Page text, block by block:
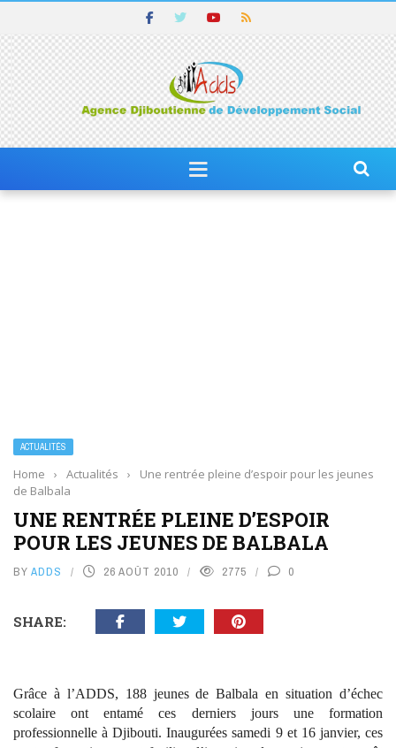
ACTUALITÉS
Home › Actualités ›
Une rentrée pleine d’espoir pour les jeunes
de Balbala
UNE RENTRÉE PLEINE D’ESPOIR
POUR LES JEUNES DE BALBALA
BY ADDS 26 AOÛT 2010 2775 0
SHARE:
Grâce à l’ADDS, 188 jeunes de Balbala en situation d’échec
scolaire ont entamé ces derniers jours une formation
professionnelle à Djibouti. Inaugurées samedi 9 et 16 janvier, ces